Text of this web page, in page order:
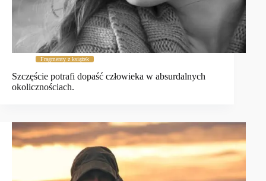
Fragmenty z książek
Szczęście potrafi dopaść człowieka w absurdalnych
okolicznościach.